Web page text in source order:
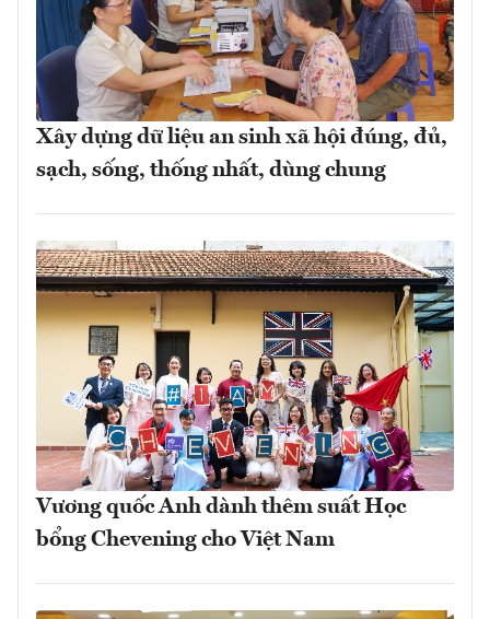
Xây dựng dữ liệu an sinh xã hội đúng, đủ,
sạch, sống, thống nhất, dùng chung
Vương quốc Anh dành thêm suất Học
bổng Chevening cho Việt Nam